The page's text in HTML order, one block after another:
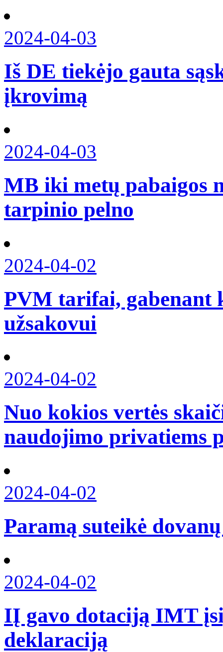
2024-04-03
Iš DE tiekėjo gauta
įkrovimą
2024-04-03
MB iki metų pabaigos
tarpinio pelno
2024-04-02
PVM tarifai, gabenant
užsakovui
2024-04-02
Nuo kokios vertės
naudojimo privatiems
2024-04-02
Paramą suteikė
2024-04-02
IĮ gavo dotaciją IMT
deklaraciją